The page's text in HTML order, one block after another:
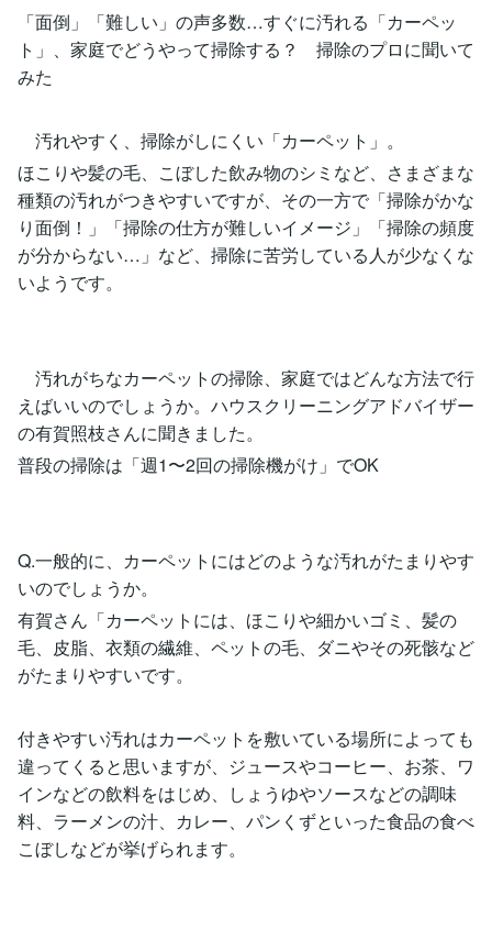
「面倒」「難しい」の声多数…すぐに汚れる「カーペッ
ト」、家庭でどうやって掃除する？ 掃除のプロに聞いて
みた
汚れやすく、掃除がしにくい「カーペット」。
ほこりや髪の毛、こぼした飲み物のシミなど、さまざまな
種類の汚れがつきやすいですが、その一方で「掃除がかな
り面倒！」「掃除の仕方が難しいイメージ」「掃除の頻度
が分からない…」など、掃除に苦労している人が少なくな
いようです。
汚れがちなカーペットの掃除、家庭ではどんな方法で行
えばいいのでしょうか。ハウスクリーニングアドバイザー
の有賀照枝さんに聞きました。
普段の掃除は「週1〜2回の掃除機がけ」でOK
Q.一般的に、カーペットにはどのような汚れがたまりやす
いのでしょうか。
有賀さん「カーペットには、ほこりや細かいゴミ、髪の
毛、皮脂、衣類の繊維、ペットの毛、ダニやその死骸など
がたまりやすいです。
付きやすい汚れはカーペットを敷いている場所によっても
違ってくると思いますが、ジュースやコーヒー、お茶、ワ
インなどの飲料をはじめ、しょうゆやソースなどの調味
料、ラーメンの汁、カレー、パンくずといった食品の食べ
こぼしなどが挙げられます。